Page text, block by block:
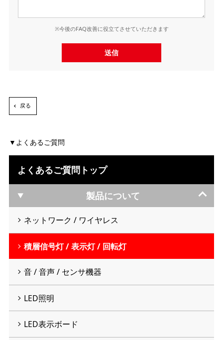
※今後のFAQ改善に役立てさせていただきます
送信
戻る
よくあるご質問
よくあるご質問トップ
製品について
ネットワーク / ワイヤレス
積層信号灯 / 表示灯 / 回転灯
音 / 音声 / センサ機器
LED照明
LED表示ボード